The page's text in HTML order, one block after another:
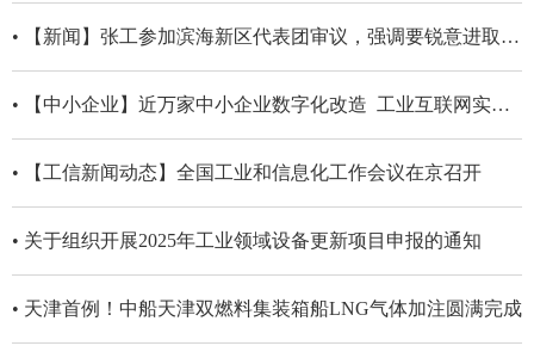
• 【新闻】张工参加滨海新区代表团审议，强调要锐意进取善作善成，更好发挥主引擎主力军主平台作用
• 【中小企业】近万家中小企业数字化改造 工业互联网实现工业大类全覆盖
• 【工信新闻动态】全国工业和信息化工作会议在京召开
• 关于组织开展2025年工业领域设备更新项目申报的通知
• 天津首例！中船天津双燃料集装箱船LNG气体加注圆满完成